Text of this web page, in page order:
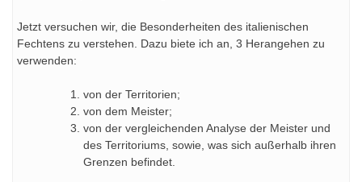
Jetzt versuchen wir, die Besonderheiten des italienischen
Fechtens zu verstehen. Dazu biete ich an, 3 Herangehen zu
verwenden:
von der Territorien;
von dem Meister;
von der vergleichenden Analyse der Meister und
des Territoriums, sowie, was sich außerhalb ihren
Grenzen befindet.